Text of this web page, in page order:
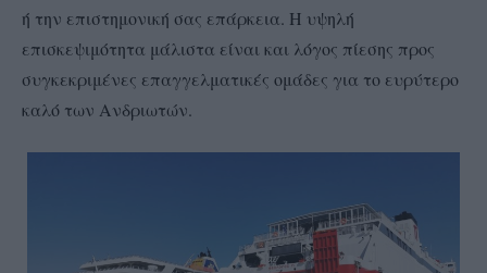
ή την επιστημονική σας επάρκεια. Η υψηλή
επισκεψιμότητα μάλιστα είναι και λόγος πίεσης προς
συγκεκριμένες επαγγελματικές ομάδες για το ευρύτερο
καλό των Ανδριωτών.